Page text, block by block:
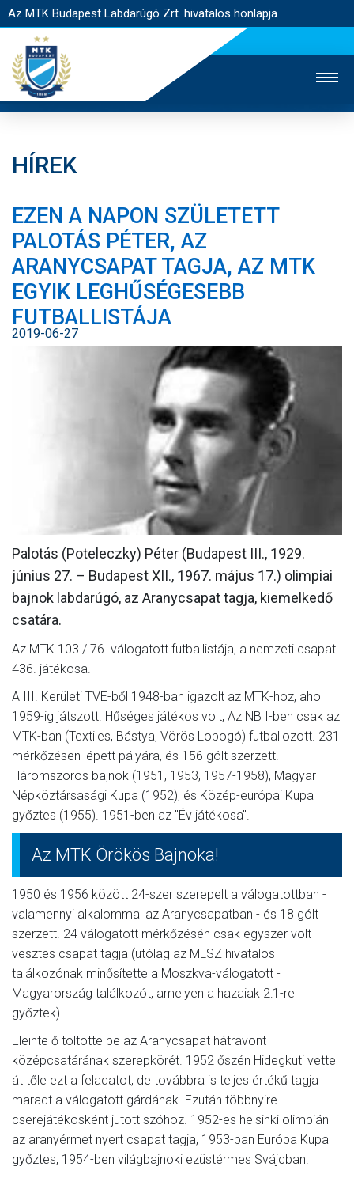
Az MTK Budapest Labdarúgó Zrt. hivatalos honlapja
JEGYÉRTÉKESÍTÉS
WEBSHOP
STADION
EGYESÜLET
KAPCSOLAT
NYITÓLAP
HÍREK
CSAPATOK
MÉRKŐZÉSEK
KLUB
GALÉRIA
SZURKOLÓI ÉLMÉNYEK
AKKREDITÁCIÓ
HÍREK
EZEN A NAPON SZÜLETETT
PALOTÁS PÉTER, AZ
ARANYCSAPAT TAGJA, AZ MTK
EGYIK LEGHŰSÉGESEBB
FUTBALLISTÁJA
2019-06-27
Palotás (Poteleczky) Péter (Budapest III., 1929.
június 27. – Budapest XII., 1967. május 17.) olimpiai
bajnok labdarúgó, az Aranycsapat tagja, kiemelkedő
csatára.
Az MTK 103 / 76. válogatott futballistája, a nemzeti csapat
436. játékosa.
A III. Kerületi TVE-ből 1948-ban igazolt az MTK-hoz, ahol
1959-ig játszott. Hűséges játékos volt, Az NB I-ben csak az
MTK-ban (Textiles, Bástya, Vörös Lobogó) futballozott. 231
mérkőzésen lépett pályára, és 156 gólt szerzett.
Háromszoros bajnok (1951, 1953, 1957-1958), Magyar
Népköztársasági Kupa (1952), és Közép-európai Kupa
győztes (1955). 1951-ben az "Év játékosa".
Az MTK Örökös Bajnoka!
1950 és 1956 között 24-szer szerepelt a válogatottban -
valamennyi alkalommal az Aranycsapatban - és 18 gólt
szerzett. 24 válogatott mérkőzésén csak egyszer volt
vesztes csapat tagja (utólag az MLSZ hivatalos
találkozónak minősítette a Moszkva-válogatott -
Magyarország találkozót, amelyen a hazaiak 2:1-re
győztek).
Eleinte ő töltötte be az Aranycsapat hátravont
középcsatárának szerepkörét. 1952 őszén Hidegkuti vette
át tőle ezt a feladatot, de továbbra is teljes értékű tagja
maradt a válogatott gárdának. Ezután többnyire
cserejátékosként jutott szóhoz. 1952-es helsinki olimpián
az aranyérmet nyert csapat tagja, 1953-ban Európa Kupa
győztes, 1954-ben világbajnoki ezüstérmes Svájcban.